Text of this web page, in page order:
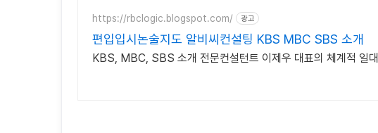
https://rbclogic.blogspot.com/ 광고
편입입시논술지도 알비씨컨설팅 KBS MBC SBS 소개
KBS, MBC, SBS 소개 전문컨설턴트 이제우 대표의 체계적 일